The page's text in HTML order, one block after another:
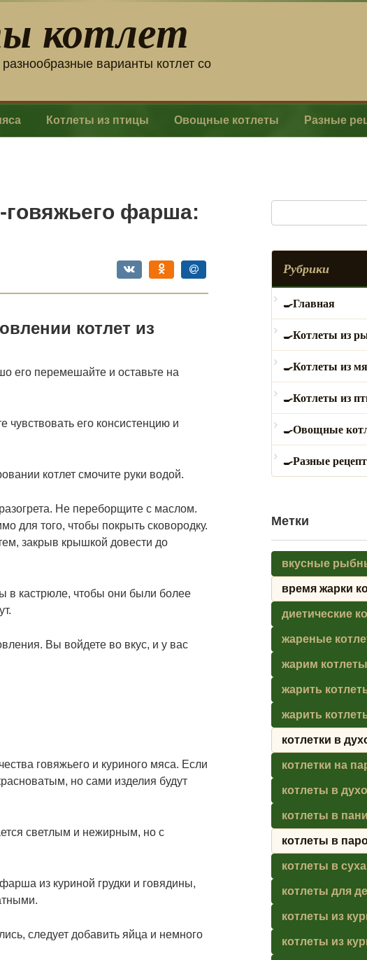
котлет
варианты котлет со
Котлеты из птицы Овощные котлеты Разные
говяжьего фарша:
котлет из
его перемешайте и оставьте на
его консистенцию и
котлет смочите руки водой.
Не переборщите с маслом.
для того, чтобы покрыть сковородку.
закрыв крышкой довести до
в кастрюле, чтобы они были более
Вы войдете во вкус, и у вас
говяжьего и куриного мяса. Если
но сами изделия будут
светлым и нежирным, но с
из куриной грудки и говядины,
следует добавить яйца и немного
Рубрики
Главная
Котлеты из
Котлеты из
Котлеты из
Овощные
Разные
Метки
вкусные
время жарки
диетические
жареные
жарим котлеты
жарить
жарить
котлетки в
котлетки на
котлеты в
котлеты в
котлеты в
котлеты в
котлеты для
котлеты из
котлеты из